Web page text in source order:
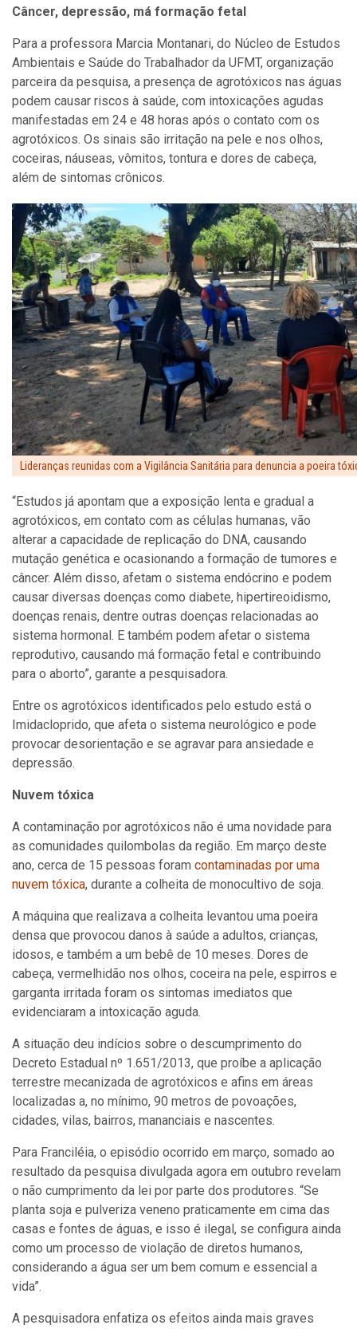
Câncer, depressão, má formação fetal
Para a professora Marcia Montanari, do Núcleo de Estudos
Ambientais e Saúde do Trabalhador da UFMT, organização
parceira da pesquisa, a presença de agrotóxicos nas águas
podem causar riscos à saúde, com intoxicações agudas
manifestadas em 24 e 48 horas após o contato com os
agrotóxicos. Os sinais são irritação na pele e nos olhos,
coceiras, náuseas, vômitos, tontura e dores de cabeça,
além de sintomas crônicos.
Lideranças reunidas com a Vigilância Sanitária para denuncia a poeira
“Estudos já apontam que a exposição lenta e gradual a
agrotóxicos, em contato com as células humanas, vão
alterar a capacidade de replicação do DNA, causando
mutação genética e ocasionando a formação de tumores e
câncer. Além disso, afetam o sistema endócrino e podem
causar diversas doenças como diabete, hipertireoidismo,
doenças renais, dentre outras doenças relacionadas ao
sistema hormonal. E também podem afetar o sistema
reprodutivo, causando má formação fetal e contribuindo
para o aborto”, garante a pesquisadora.
Entre os agrotóxicos identificados pelo estudo está o
Imidacloprido, que afeta o sistema neurológico e pode
provocar desorientação e se agravar para ansiedade e
depressão.
Nuvem tóxica
A contaminação por agrotóxicos não é uma novidade para
as comunidades quilombolas da região. Em março deste
ano, cerca de 15 pessoas foram contaminadas por uma
nuvem tóxica, durante a colheita de monocultivo de soja.
A máquina que realizava a colheita levantou uma poeira
densa que provocou danos à saúde a adultos, crianças,
idosos, e também a um bebê de 10 meses. Dores de
cabeça, vermelhidão nos olhos, coceira na pele, espirros e
garganta irritada foram os sintomas imediatos que
evidenciaram a intoxicação aguda.
A situação deu indícios sobre o descumprimento do
Decreto Estadual nº 1.651/2013, que proíbe a aplicação
terrestre mecanizada de agrotóxicos e afins em áreas
localizadas a, no mínimo, 90 metros de povoações,
cidades, vilas, bairros, mananciais e nascentes.
Para Franciléia, o episódio ocorrido em março, somado ao
resultado da pesquisa divulgada agora em outubro revelam
o não cumprimento da lei por parte dos produtores. “Se
planta soja e pulveriza veneno praticamente em cima das
casas e fontes de águas, e isso é ilegal, se configura ainda
como um processo de violação de diretos humanos,
considerando a água ser um bem comum e essencial a
vida”.
A pesquisadora enfatiza os efeitos ainda mais graves